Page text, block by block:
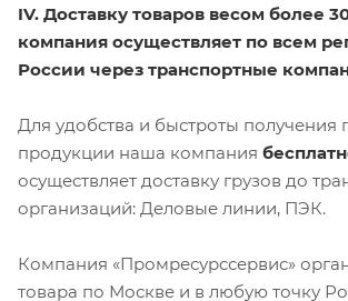
IV. Доставку товаров весом более
компания осуществляет по всем
России через транспортные
Для удобства и быстроты получения
продукции наша компания
осуществляет доставку грузов до
организаций: Деловые линии, ПЭК.
Компания «Промресурссервис»
товара по Москве и в любую точку